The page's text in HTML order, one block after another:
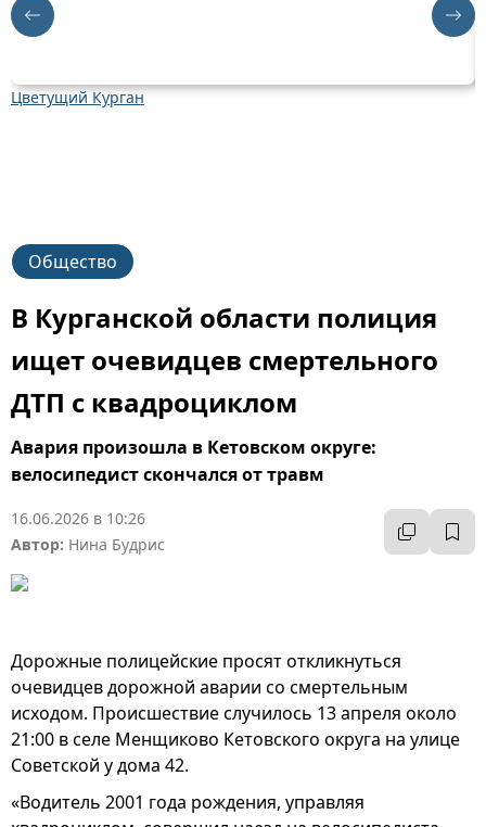
Цветущий Курган
Общество
В Курганской области полиция
ищет очевидцев смертельного
ДТП с квадроциклом
Авария произошла в Кетовском округе:
велосипедист скончался от травм
16.06.2026 в 10:26
Автор: Нина Будрис
Дорожные полицейские просят откликнуться
очевидцев дорожной аварии со смертельным
исходом. Происшествие случилось 13 апреля около
21:00 в селе Менщиково Кетовского округа на улице
Советской у дома 42.
«Водитель 2001 года рождения, управляя